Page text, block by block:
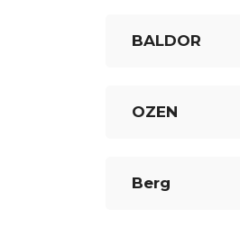
BALDOR
OZEN
Berg